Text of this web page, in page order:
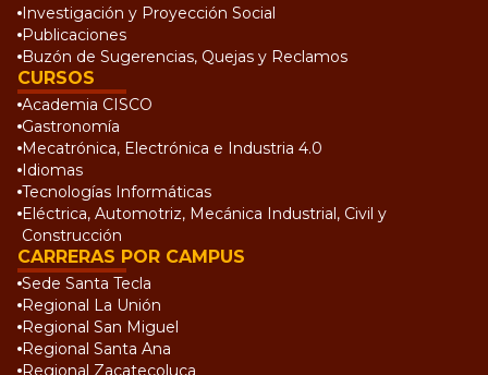
Investigación y Proyección Social
Publicaciones
Buzón de Sugerencias, Quejas y Reclamos
CURSOS
Academia CISCO
Gastronomía
Mecatrónica, Electrónica e Industria 4.0
Idiomas
Tecnologías Informáticas
Eléctrica, Automotriz, Mecánica Industrial, Civil y
Construcción
CARRERAS POR CAMPUS
Sede Santa Tecla
Regional La Unión
Regional San Miguel
Regional Santa Ana
Regional Zacatecoluca